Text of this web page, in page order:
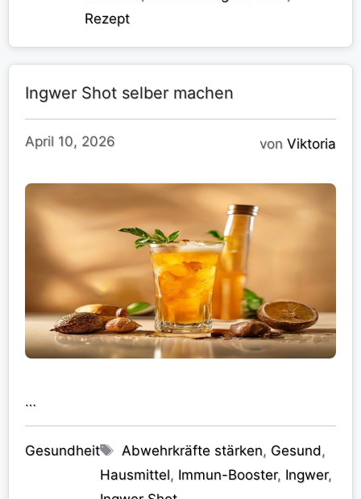
Rezept
Ingwer Shot selber machen
April 10, 2026 von Viktoria
…
Kategorien
Gesundheit Schlagwörter
Abwehrkräfte stärken, Gesund,
Hausmittel, Immun-Booster, Ingwer,